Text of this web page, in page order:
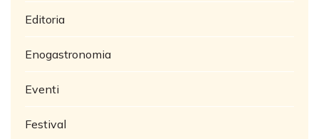
Editoria
Enogastronomia
Eventi
Festival